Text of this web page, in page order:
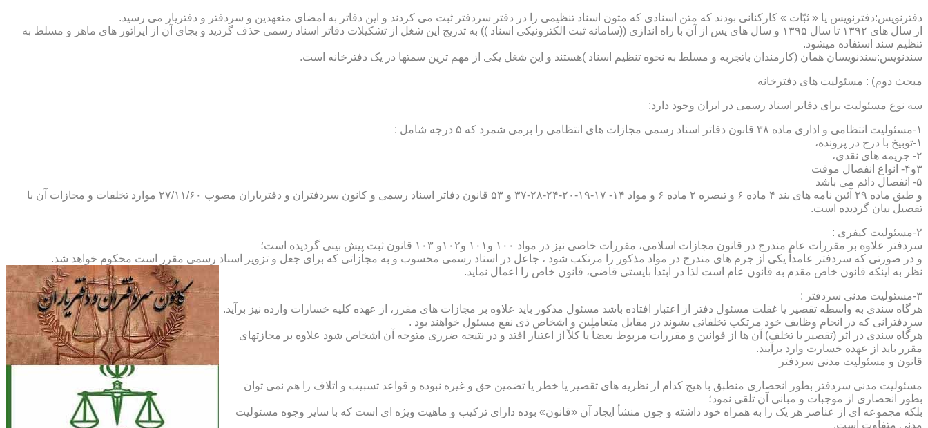
دفترنویس:دفترنویس یا « ثبّات » کارکنانی بودند که متن اسنادی که متون اسناد تنظیمی را در دفتر سردفتر ثبت می کردند و این دفاتر به امضای متعهدین و سردفتر و دفتریار می رسید.
از سال های ۱۳۹۲ تا سال ۱۳۹۵ و سال های پس از آن با راه اندازی ((سامانه ثبت الکترونیکی اسناد )) به تدریج این شغل از تشکیلات دفاتر اسناد رسمی حذف گردید و بجای آن از اپراتور های ماهر و مسلط به
تنظیم سند استفاده میشود.
سندنویس:سندنویسان همان (کارمندان باتجربه و مسلط به نحوه تنظیم اسناد )هستند و این شغل یکی از مهم ترین سمتها در یک دفترخانه است.
مبحث دوم) : مسئولیت های دفترخانه
سه نوع مسئولیت برای دفاتر اسناد رسمی در ایران وجود دارد:
۱-مسئولیت انتظامی و اداری ماده ۳۸ قانون دفاتر اسناد رسمی مجازات های انتظامی را برمی شمرد که ۵ درجه شامل :
۱-توبیخ با درج در پرونده،
۲- جریمه های نقدی،
۳و۴- انواع انفصال موقت
۵- انفصال دائم می باشد
و طبق ماده ۲۹ آئین نامه های بند ۴ ماده ۶ و تبصره ۲ ماده ۶ و مواد ۱۴- ۱۷-۱۹-۲۰-۲۴-۲۸-۳۷ و ۵۳ قانون دفاتر اسناد رسمی و کانون سردفتران و دفتریاران مصوب ۲۷/۱۱/۶۰ موارد تخلفات و مجازات آن با
تفصیل بیان گردیده است.
۲-مسئولیت کیفری :
سردفتر علاوه بر مقررات عام مندرج در قانون مجازات اسلامی، مقررات خاصی نیز در مواد ۱۰۰ و۱۰۱ و۱۰۲و ۱۰۳ قانون ثبت پیش بینی گردیده است؛
و در صورتی که سردفتر عامداً یکی از جرم های مندرج در مواد مذکور را مرتکب شود ، جاعل در اسناد رسمی محسوب و به مجازاتی که برای جعل و تزویر اسناد رسمی مقرر است محکوم خواهد شد.
نظر به اینکه قانون خاص مقدم به قانون عام است لذا در ابتدا بایستی قاضی، قانون خاص را اعمال نماید.
۳-مسئولیت مدنی سردفتر :
هرگاه سندی به واسطه تقصیر یا غفلت مسئول دفتر از اعتبار افتاده باشد مسئول مذکور باید علاوه بر مجازات های مقرر، از عهده کلیه خسارات وارده نیز برآید.
سردفترانی که در انجام وظایف خود مرتکب تخلفاتی بشوند در مقابل متعاملین و اشخاص ذی نفع مسئول خواهند بود .
هرگاه سندی در اثر (تقصیر یا تخلف) آن ها از قوانین و مقررات مربوط بعضاً یا کلاً از اعتبار افتد و در نتیجه ضرری متوجه آن اشخاص شود علاوه بر مجازتهای
مقرر باید از عهده خسارت وارد برآیند.
قانون و مسئولیت مدنی سردفتر
مسئولیت مدنی سردفتر بطور انحصاری منطبق با هیچ کدام از نظریه های تقصیر یا خطر یا تضمین حق و غیره نبوده و قواعد تسبیب و اتلاف را هم نمی توان
بطور انحصاری از موجبات و مبانی آن تلقی نمود؛
بلکه مجموعه ای از عناصر هر یک را به همراه خود داشته و چون منشأ ایجاد آن «قانون» بوده دارای ترکیب و ماهیت ویژه ای است که با سایر وجوه مسئولیت
مدنی متفاوت است.